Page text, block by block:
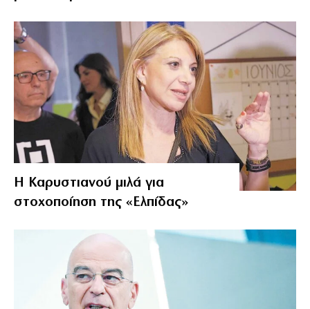
Η Καρυστιανού μιλά για
στοχοποίηση της «Ελπίδας»